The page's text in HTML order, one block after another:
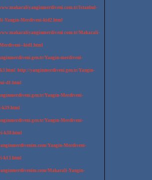
Istanbul-
Yangin-Merdiveni-kid2.html
Makarali-
kid1.html
Yangin-merdiveni-
http://yanginmerdiveni.gen.tr/Yangin-
d1.html
Yangin-Merdiveni-
k39.html
Yangin-Merdiveni-
k38.html
Yangin-Merdiveni-
k13.html
Makarali-Yangin-